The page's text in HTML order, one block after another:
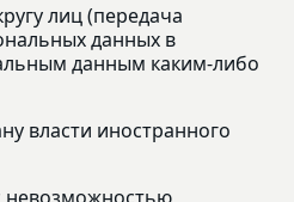
лиц (передача
данных в
данным каким-либо
власти иностранного
невозможностью